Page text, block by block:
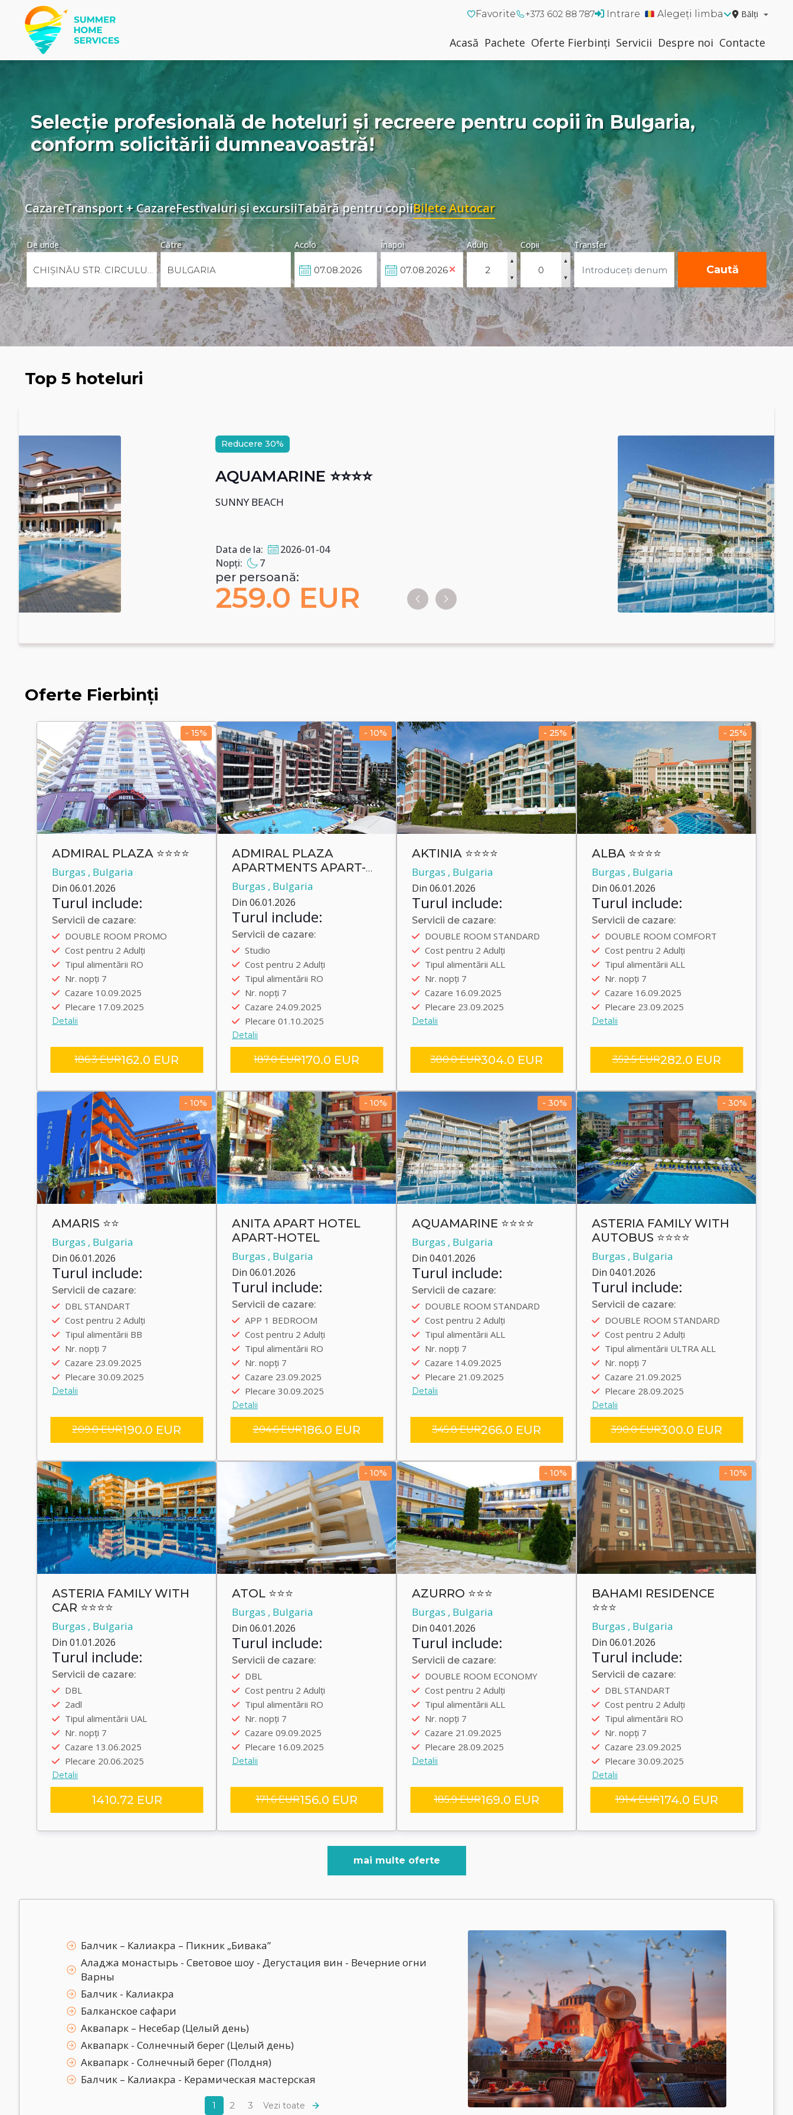
Favorite +373 602 88 787 Intrare Alegeți limba Bălți
Acasă Pachete Oferte Fierbinți Servicii Despre noi Contacte
Selecție profesională de hoteluri și recreere pentru copii în Bulgaria,
conform solicitării dumneavoastră!
CazareTransport + CazareFestivaluri și excursiiTabără pentru copiiBilete Autocar
De unde Către Acolo Înapoi
ÎNAPOI ✕
Adulți
▴
▾
Copii
▴
▾
Transfer
Caută
Top 5 hoteluri
AQUAMARINE ⭐⭐⭐⭐
SUNNY BEACH
Data de la:
Nopți:
7
per persoană:
259.0 EUR
Oferte Fierbinți
- 15%
ADMIRAL PLAZA ⭐⭐⭐⭐
Burgas , Bulgaria
Din 06.01.2026
Turul include:
Servicii de cazare:
DOUBLE ROOM PROMO
Cost pentru 2 Adulți
Tipul alimentării RO
Nr. nopți 7
Cazare 10.09.2025
Plecare 17.09.2025
Detalii
Plecare încolo 09.09.2025
Plecare înapoi 17.09.2025
Transfer group
186.3 EUR162.0 EUR
- 10%
ADMIRAL PLAZA
APARTMENTS APART-
HOTEL
Burgas , Bulgaria
Din 06.01.2026
Turul include:
Servicii de cazare:
Studio
Cost pentru 2 Adulți
Tipul alimentării RO
Nr. nopți 7
Cazare 24.09.2025
Plecare 01.10.2025
Detalii
Plecare încolo 23.09.2025
Plecare înapoi 01.10.2025
Transfer group
187.0 EUR170.0 EUR
- 25%
AKTINIA ⭐⭐⭐⭐
Burgas , Bulgaria
Din 06.01.2026
Turul include:
Servicii de cazare:
DOUBLE ROOM STANDARD
Cost pentru 2 Adulți
Tipul alimentării ALL
Nr. nopți 7
Cazare 16.09.2025
Plecare 23.09.2025
Detalii
Plecare încolo 15.09.2025
Plecare înapoi 23.09.2025
Transfer group
380.0 EUR304.0 EUR
- 25%
ALBA ⭐⭐⭐⭐
Burgas , Bulgaria
Din 06.01.2026
Turul include:
Servicii de cazare:
DOUBLE ROOM COMFORT
Cost pentru 2 Adulți
Tipul alimentării ALL
Nr. nopți 7
Cazare 16.09.2025
Plecare 23.09.2025
Detalii
Plecare încolo 15.09.2025
Plecare înapoi 23.09.2025
Transfer group
352.5 EUR282.0 EUR
- 10%
AMARIS ⭐⭐
Burgas , Bulgaria
Din 06.01.2026
Turul include:
Servicii de cazare:
DBL STANDART
Cost pentru 2 Adulți
Tipul alimentării BB
Nr. nopți 7
Cazare 23.09.2025
Plecare 30.09.2025
Detalii
Plecare încolo 22.09.2025
Plecare înapoi 30.09.2025
Transfer group
209.0 EUR190.0 EUR
- 10%
ANITA APART HOTEL
APART-HOTEL
Burgas , Bulgaria
Din 06.01.2026
Turul include:
Servicii de cazare:
APP 1 BEDROOM
Cost pentru 2 Adulți
Tipul alimentării RO
Nr. nopți 7
Cazare 23.09.2025
Plecare 30.09.2025
Detalii
Plecare încolo 22.09.2025
Plecare înapoi 30.09.2025
Transfer group
204.6 EUR186.0 EUR
- 30%
AQUAMARINE ⭐⭐⭐⭐
Burgas , Bulgaria
Din 04.01.2026
Turul include:
Servicii de cazare:
DOUBLE ROOM STANDARD
Cost pentru 2 Adulți
Tipul alimentării ALL
Nr. nopți 7
Cazare 14.09.2025
Plecare 21.09.2025
Detalii
Plecare încolo 13.09.2025
Plecare înapoi 21.09.2025
Transfer group
345.8 EUR266.0 EUR
- 30%
ASTERIA FAMILY WITH
AUTOBUS ⭐⭐⭐⭐
Burgas , Bulgaria
Din 04.01.2026
Turul include:
Servicii de cazare:
DOUBLE ROOM STANDARD
Cost pentru 2 Adulți
Tipul alimentării ULTRA ALL
Nr. nopți 7
Cazare 21.09.2025
Plecare 28.09.2025
Detalii
Plecare încolo 20.09.2025
Plecare înapoi 28.09.2025
Transfer group
390.0 EUR300.0 EUR
ASTERIA FAMILY WITH
CAR ⭐⭐⭐⭐
Burgas , Bulgaria
Din 01.01.2026
Turul include:
Servicii de cazare:
DBL
2adl
Tipul alimentării UAL
Nr. nopți 7
Cazare 13.06.2025
Plecare 20.06.2025
Detalii
Plecare încolo 12.06.2025
Plecare înapoi 20.06.2025
Transfer group
1410.72 EUR
- 10%
ATOL ⭐⭐⭐
Burgas , Bulgaria
Din 06.01.2026
Turul include:
Servicii de cazare:
DBL
Cost pentru 2 Adulți
Tipul alimentării RO
Nr. nopți 7
Cazare 09.09.2025
Plecare 16.09.2025
Detalii
Plecare încolo 08.09.2025
Plecare înapoi 16.09.2025
Transfer group
171.6 EUR156.0 EUR
- 10%
AZURRO ⭐⭐⭐
Burgas , Bulgaria
Din 04.01.2026
Turul include:
Servicii de cazare:
DOUBLE ROOM ECONOMY
Cost pentru 2 Adulți
Tipul alimentării ALL
Nr. nopți 7
Cazare 21.09.2025
Plecare 28.09.2025
Detalii
Plecare încolo 20.09.2025
Plecare înapoi 28.09.2025
Transfer group
185.9 EUR169.0 EUR
- 10%
BAHAMI RESIDENCE
⭐⭐⭐
Burgas , Bulgaria
Din 06.01.2026
Turul include:
Servicii de cazare:
DBL STANDART
Cost pentru 2 Adulți
Tipul alimentării RO
Nr. nopți 7
Cazare 23.09.2025
Plecare 30.09.2025
Detalii
Plecare încolo 22.09.2025
Plecare înapoi 30.09.2025
Transfer group
191.4 EUR174.0 EUR
mai multe oferte
Балчик – Калиакра – Пикник „Бивака”
Аладжа монастырь - Световое шоу - Дегустация вин - Вечерние огни
Варны
Балчик - Калиакра
Балканское сафари
Аквапарк – Несебар (Целый день)
Аквапарк - Солнечный берег (Целый день)
Аквапарк - Солнечный берег (Полдня)
Балчик – Калиакра - Керамическая мастерская
1 2 3 Vezi toate